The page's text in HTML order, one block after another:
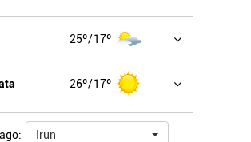
25º 17º
26º 17º
Irun